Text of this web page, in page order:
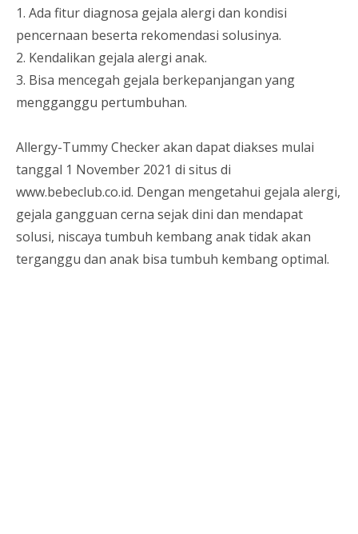
1. Ada fitur diagnosa gejala alergi dan kondisi
pencernaan beserta rekomendasi solusinya.
2. Kendalikan gejala alergi anak.
3. Bisa mencegah gejala berkepanjangan yang
mengganggu pertumbuhan.
Allergy-Tummy Checker akan dapat diakses mulai
tanggal 1 November 2021 di situs di
www.bebeclub.co.id. Dengan mengetahui gejala alergi,
gejala gangguan cerna sejak dini dan mendapat
solusi, niscaya tumbuh kembang anak tidak akan
terganggu dan anak bisa tumbuh kembang optimal.